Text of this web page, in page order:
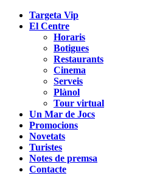
Targeta Vip
El Centre
Horaris
Botigues
Restaurants
Cinema
Serveis
Plànol
Tour virtual
Un Mar de Jocs
Promocions
Novetats
Turistes
Notes de premsa
Contacte